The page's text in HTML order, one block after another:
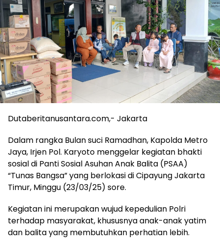
Dutaberitanusantara.com,- Jakarta
Dalam rangka Bulan suci Ramadhan, Kapolda Metro
Jaya, Irjen Pol. Karyoto menggelar kegiatan bhakti
sosial di Panti Sosial Asuhan Anak Balita (PSAA)
“Tunas Bangsa” yang berlokasi di Cipayung Jakarta
Timur, Minggu (23/03/25) sore.
Kegiatan ini merupakan wujud kepedulian Polri
terhadap masyarakat, khususnya anak-anak yatim
dan balita yang membutuhkan perhatian lebih.